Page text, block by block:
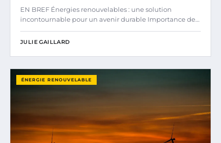
EN BREF Énergies renouvelables : une solution
incontournable pour un avenir durable Importance de…
JULIE GAILLARD
ÉNERGIE RENOUVELABLE